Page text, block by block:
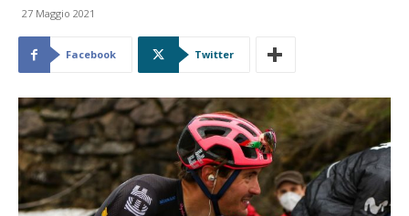
27 Maggio 2021
Facebook Twitter